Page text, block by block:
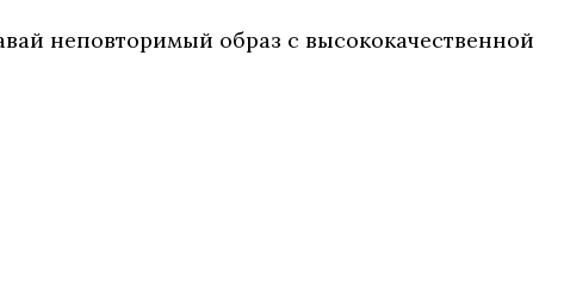
неповторимый образ с высококачественной